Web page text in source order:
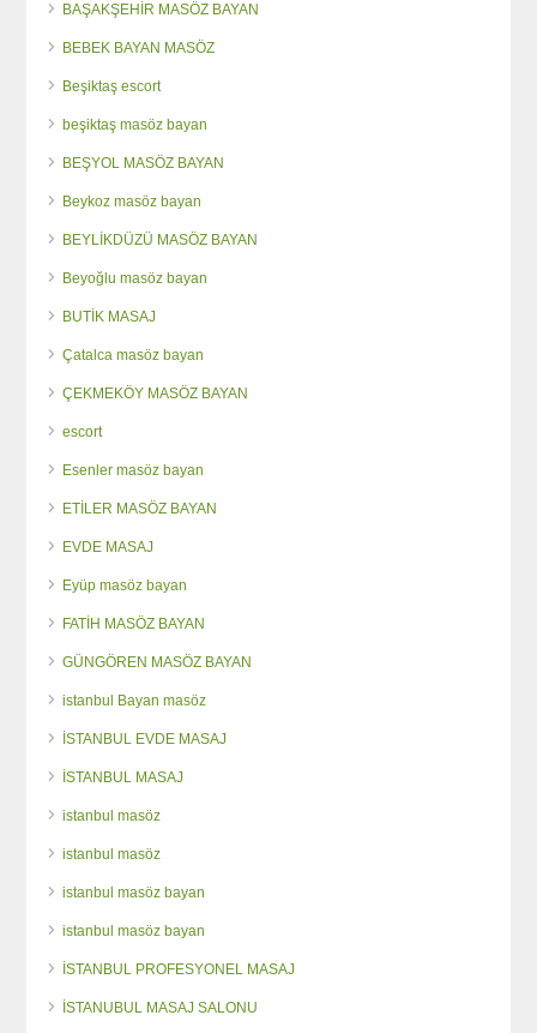
BAŞAKŞEHİR MASÖZ BAYAN
BEBEK BAYAN MASÖZ
Beşiktaş escort
beşiktaş masöz bayan
BEŞYOL MASÖZ BAYAN
Beykoz masöz bayan
BEYLİKDÜZÜ MASÖZ BAYAN
Beyoğlu masöz bayan
BUTİK MASAJ
Çatalca masöz bayan
ÇEKMEKÖY MASÖZ BAYAN
escort
Esenler masöz bayan
ETİLER MASÖZ BAYAN
EVDE MASAJ
Eyüp masöz bayan
FATİH MASÖZ BAYAN
GÜNGÖREN MASÖZ BAYAN
istanbul Bayan masöz
İSTANBUL EVDE MASAJ
İSTANBUL MASAJ
istanbul masöz
istanbul masöz
istanbul masöz bayan
istanbul masöz bayan
İSTANBUL PROFESYONEL MASAJ
İSTANUBUL MASAJ SALONU